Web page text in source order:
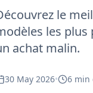
le
les
achat malin.
30 May 2026• 6 min